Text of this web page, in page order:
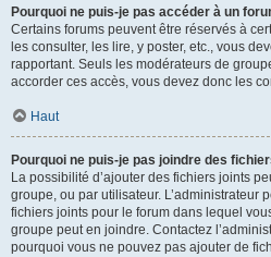
Pourquoi ne puis-je pas accéder à un
Certains forums peuvent être réservés à
les consulter, les lire, y poster, etc., vous
rapportant. Seuls les modérateurs de
accorder ces accès, vous devez donc les
Haut
Pourquoi ne puis-je pas joindre des
La possibilité d’ajouter des fichiers joints
groupe, ou par utilisateur. L’administrateur
fichiers joints pour le forum dans lequel
groupe peut en joindre. Contactez
pourquoi vous ne pouvez pas ajouter de